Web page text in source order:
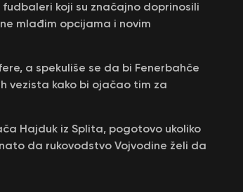
koji su značajno doprinosili
mlađim opcijama i novim
a spekuliše se da bi Fenerbahče
vezista kako bi ojačao tim za
Hajduk iz Splita, pogotovo ukoliko
da rukovodstvo Vojvodine želi da